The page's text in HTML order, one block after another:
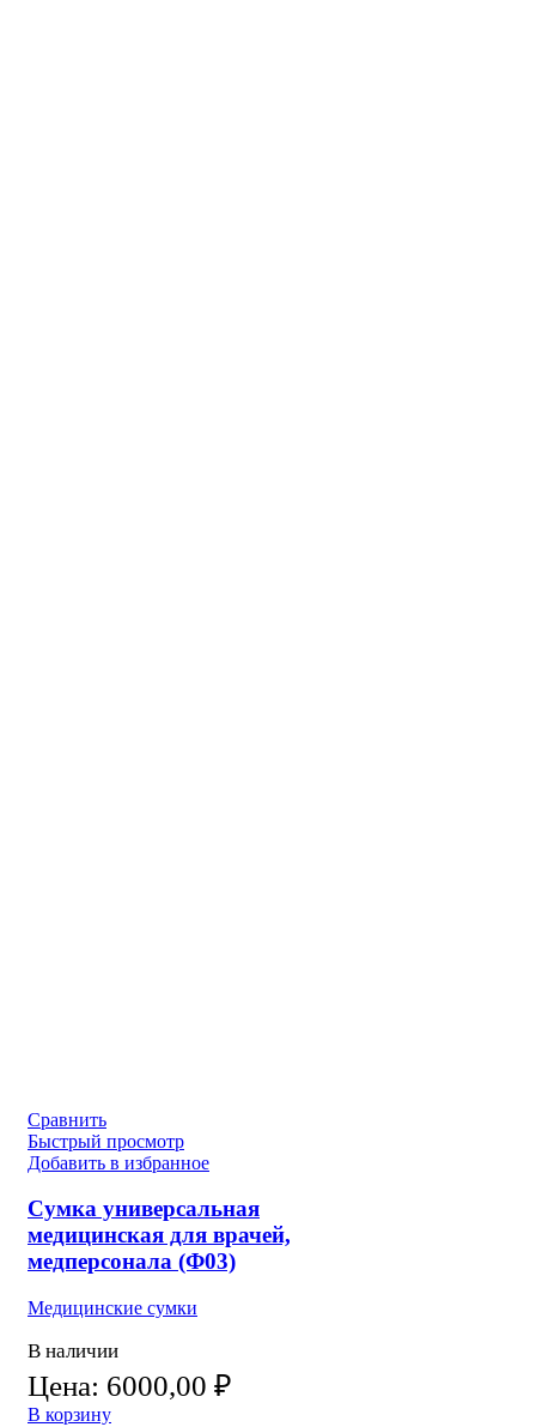
Сравнить
Быстрый просмотр
Добавить в избранное
Сумка универсальная
медицинская для врачей,
медперсонала (Ф03)
Медицинские сумки
В наличии
Цена: 6000,00 ₽
В корзину